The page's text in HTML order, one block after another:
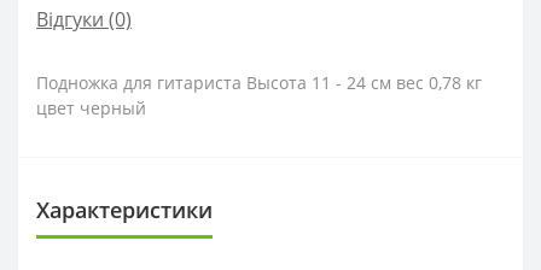
Відгуки (0)
Подножка для гитариста Высота 11 - 24 см вес 0,78 кг
цвет черный
Характеристики